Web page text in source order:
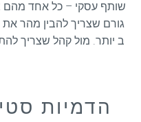
גורם שצריך להבין מהר את
ב יותר. מול קהל שצריך
הדמיות